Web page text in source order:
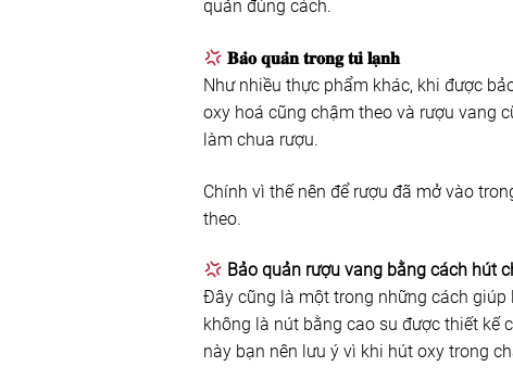
quản đúng cách.
𝐁𝐚̉𝐨 𝐪𝐮𝐚̉𝐧 𝐭𝐫𝐨𝐧𝐠 𝐭𝐮̉ 𝐥𝐚̣𝐧𝐡
Như nhiều thực phẩm khác, khi được
oxy hoá cũng chậm theo và rượu vang
làm chua rượu.
Chính vì thế nên để rượu đã mở vào
theo.
Bảo quản rượu vang bằng cách hút
Đây cũng là một trong những cách giúp
không là nút bằng cao su được thiết kế
này bạn nên lưu ý vì khi hút oxy trong